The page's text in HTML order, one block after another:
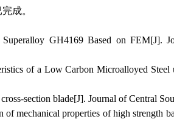
成。
GH4169 Based on FEM[J].
of a Low Carbon Microalloyed Steel
section blade[J]. Journal of Central
properties of high strength